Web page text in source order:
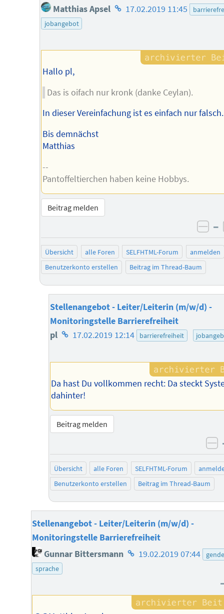
Matthias Apsel Homepage
17.02.2019 11:45
jobangebot
Hallo pl,
Das is oifach nur kronk (danke Ceylan).
In dieser Vereinfachung ist es einfach nur falsch.
Bis demnächst
Matthias
--
Pantoffeltierchen haben keine Hobbys.
Beitrag melden
–
Übersicht alle Foren SELFHTML-Forum
anmelden
Benutzerkonto erstellen
Beitrag im Thread-Baum
Stellenangebot - Leiter/Leiterin (m/w/d) -
Monitoringstelle Barrierefreiheit
pl Homepage
Autors
17.02.2019 12:14 barrierefreiheit
Da hast Du vollkommen recht: Da steckt
dahinter!
Beitrag melden
Übersicht alle Foren SELFHTML-Forum
Benutzerkonto erstellen
Beitrag im Thread-Baum
Stellenangebot - Leiter/Leiterin (m/w/d) -
Monitoringstelle Barrierefreiheit
Gunnar Bittersmann Homepage
19.02.2019 07:44
sprache